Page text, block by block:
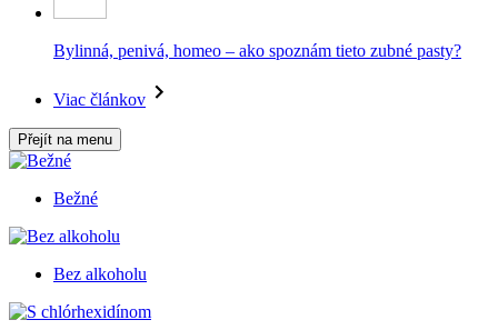
Bylinná, penivá, homeo – ako spoznám tieto zubné pasty?
Viac článkov
Přejít na menu
Bežné
Bez alkoholu